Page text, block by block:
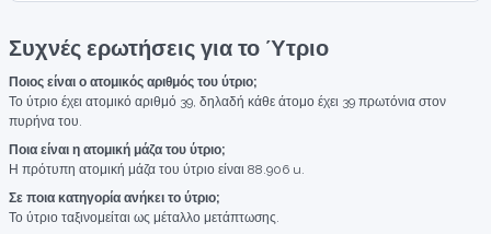
Συχνές ερωτήσεις για το Ύτριο
Ποιος είναι ο ατομικός αριθμός του ύτριο;
Το ύτριο έχει ατομικό αριθμό 39, δηλαδή κάθε άτομο έχει 39 πρωτόνια στον
πυρήνα του.
Ποια είναι η ατομική μάζα του ύτριο;
Η πρότυπη ατομική μάζα του ύτριο είναι 88.906 u.
Σε ποια κατηγορία ανήκει το ύτριο;
Το ύτριο ταξινομείται ως μέταλλο μετάπτωσης.